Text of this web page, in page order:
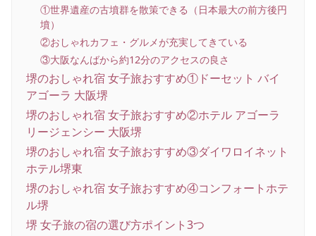
①世界遺産の古墳群を散策できる（日本最大の前方後円
墳）
②おしゃれカフェ・グルメが充実してきている
③大阪なんばから約12分のアクセスの良さ
堺のおしゃれ宿 女子旅おすすめ①ドーセット バイ
アゴーラ 大阪堺
堺のおしゃれ宿 女子旅おすすめ②ホテル アゴーラ
リージェンシー 大阪堺
堺のおしゃれ宿 女子旅おすすめ③ダイワロイネット
ホテル堺東
堺のおしゃれ宿 女子旅おすすめ④コンフォートホテ
ル堺
堺 女子旅の宿の選び方ポイント3つ